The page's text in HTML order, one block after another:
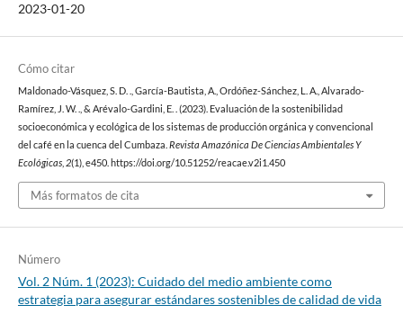
2023-01-20
Cómo citar
Maldonado-Vásquez, S. D. ., García-Bautista, A., Ordóñez-Sánchez, L. A., Alvarado-
Ramírez, J. W. ., & Arévalo-Gardini, E. . (2023). Evaluación de la sostenibilidad
socioeconómica y ecológica de los sistemas de producción orgánica y convencional
del café en la cuenca del Cumbaza.Revista Amazónica De Ciencias Ambientales Y
Ecológicas,2(1), e450. https://doi.org/10.51252/reacae.v2i1.450
Más formatos de cita
Número
Vol. 2 Núm. 1 (2023): Cuidado del medio ambiente como
estrategia para asegurar estándares sostenibles de calidad de vida